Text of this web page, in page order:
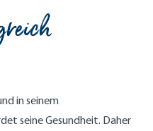
in seinem
seine Gesundheit. Daher